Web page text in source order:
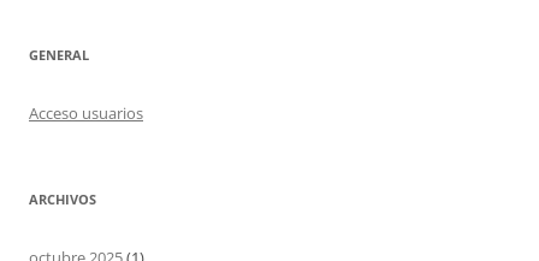
GENERAL
Acceso usuarios
ARCHIVOS